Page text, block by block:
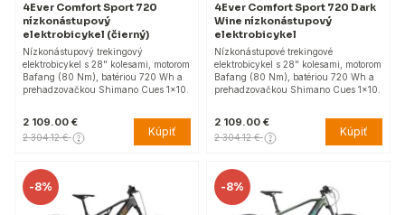
4Ever Comfort Sport 720
nízkonástupový
elektrobicykel (čierný)
Nízkonástupový trekingový
elektrobicykel s 28" kolesami, motorom
Bafang (80 Nm), batériou 720 Wh a
prehadzovačkou Shimano Cues 1x10.
2 109.00 €
2 304.12 € Kúpiť
4Ever Comfort Sport 720 Dark
Wine nízkonástupový
elektrobicykel
Nízkonástupové trekingové
elektrobicykel s 28" kolesami, motorom
Bafang (80 Nm), batériou 720 Wh a
prehadzovačkou Shimano Cues 1x10.
2 109.00 €
2 304.12 € Kúpiť
-8% -8%